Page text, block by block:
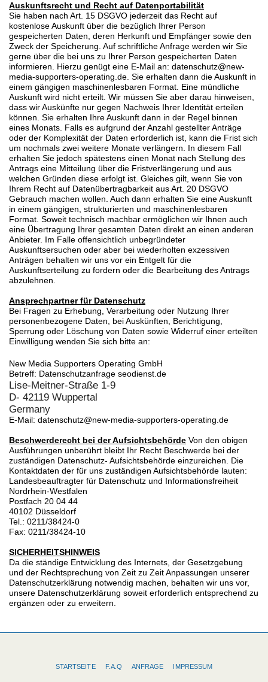
Auskunftsrecht und Recht auf Datenportabilität
Sie haben nach Art. 15 DSGVO jederzeit das Recht auf
kostenlose Auskunft über die bezüglich Ihrer Person
gespeicherten Daten, deren Herkunft und Empfänger sowie den
Zweck der Speicherung. Auf schriftliche Anfrage werden wir Sie
gerne über die bei uns zu Ihrer Person gespeicherten Daten
informieren. Hierzu genügt eine E-Mail an: datenschutz@new-
media-supporters-operating.de. Sie erhalten dann die Auskunft in
einem gängigen maschinenlesbaren Format. Eine mündliche
Auskunft wird nicht erteilt. Wir müssen Sie aber darau hinweisen,
dass wir Auskünfte nur gegen Nachweis Ihrer Identität erteilen
können. Sie erhalten Ihre Auskunft dann in der Regel binnen
eines Monats. Falls es aufgrund der Anzahl gestellter Anträge
oder der Komplexität der Daten erforderlich ist, kann die Frist sich
um nochmals zwei weitere Monate verlängern. In diesem Fall
erhalten Sie jedoch spätestens einen Monat nach Stellung des
Antrags eine Mitteilung über die Fristverlängerung und aus
welchen Gründen diese erfolgt ist. Gleiches gilt, wenn Sie von
Ihrem Recht auf Datenübertragbarkeit aus Art. 20 DSGVO
Gebrauch machen wollen. Auch dann erhalten Sie eine Auskunft
in einem gängigen, strukturierten und maschinenlesbaren
Format. Soweit technisch machbar ermöglichen wir Ihnen auch
eine Übertragung Ihrer gesamten Daten direkt an einen anderen
Anbieter. Im Falle offensichtlich unbegründeter
Auskunftsersuchen oder aber bei wiederholten exzessiven
Anträgen behalten wir uns vor ein Entgelt für die
Auskunftserteilung zu fordern oder die Bearbeitung des Antrags
abzulehnen.
Ansprechpartner für Datenschutz
Bei Fragen zu Erhebung, Verarbeitung oder Nutzung Ihrer
personenbezogene Daten, bei Auskünften, Berichtigung,
Sperrung oder Löschung von Daten sowie Widerruf einer erteilten
Einwilligung wenden Sie sich bitte an:
New Media Supporters Operating GmbH
Betreff: Datenschutzanfrage seodienst.de
Lise-Meitner-Straße 1-9
D- 42119 Wuppertal
Germany
E-Mail: datenschutz@new-media-supporters-operating.de
Beschwerderecht bei der Aufsichtsbehörde Von den obigen
Ausführungen unberührt bleibt Ihr Recht Beschwerde bei der
zuständigen Datenschutz- Aufsichtsbehörde einzureichen. Die
Kontaktdaten der für uns zuständigen Aufsichtsbehörde lauten:
Landesbeauftragter für Datenschutz und Informationsfreiheit
Nordrhein-Westfalen
Postfach 20 04 44
40102 Düsseldorf
Tel.: 0211/38424-0
Fax: 0211/38424-10
SICHERHEITSHINWEIS
Da die ständige Entwicklung des Internets, der Gesetzgebung
und der Rechtsprechung von Zeit zu Zeit Anpassungen unserer
Datenschutzerklärung notwendig machen, behalten wir uns vor,
unsere Datenschutzerklärung soweit erforderlich entsprechend zu
ergänzen oder zu erweitern.
STARTSEITE F.A.Q ANFRAGE IMPRESSUM